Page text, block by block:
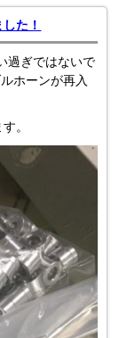
た！
過ぎではないで
ホーンが再入
。